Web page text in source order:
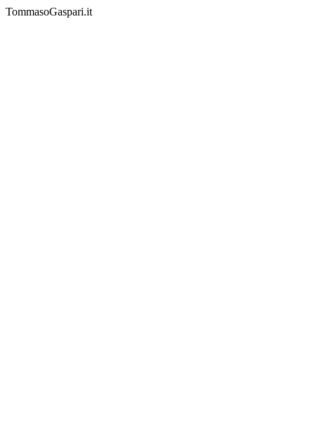
TommasoGaspari.it